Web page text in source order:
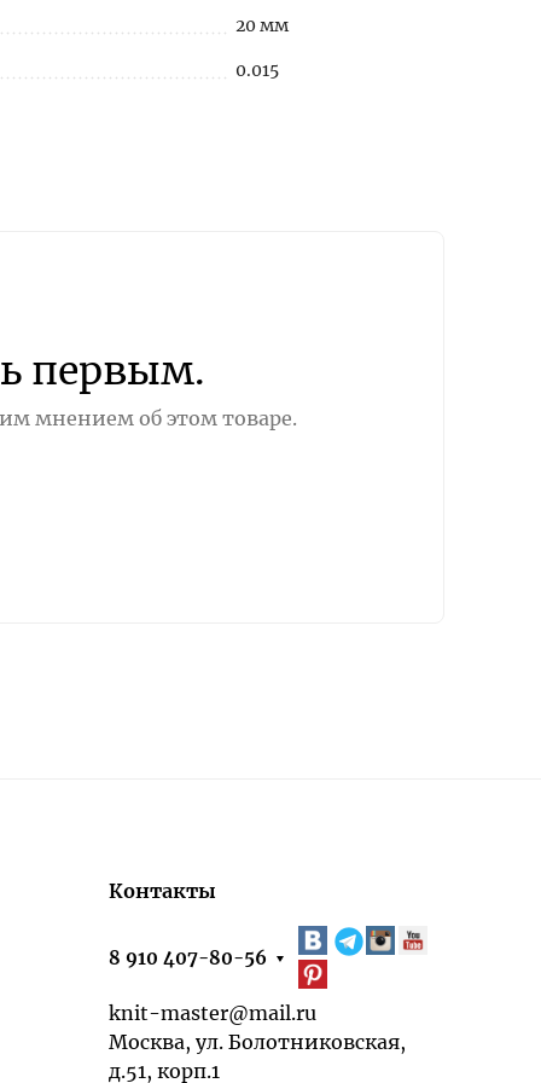
20 мм
0.015
первым.
мнением об этом товаре.
Контакты
8 910 407-80-56
knit-master@mail.ru
Москва, ул. Болотниковская,
д.51, корп.1